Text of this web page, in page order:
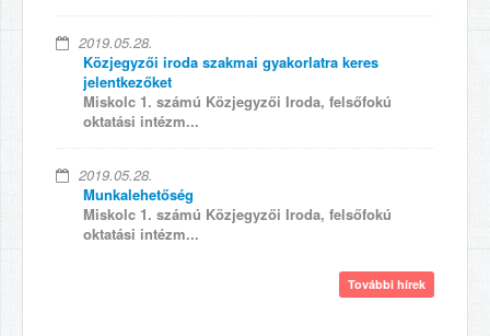
2019.05.28.
Közjegyzői iroda szakmai gyakorlatra keres
jelentkezőket
Miskolc 1. számú Közjegyzői Iroda, felsőfokú
oktatási intézm...
2019.05.28.
Munkalehetőség
Miskolc 1. számú Közjegyzői Iroda, felsőfokú
oktatási intézm...
További hírek